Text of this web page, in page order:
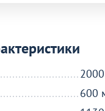
600